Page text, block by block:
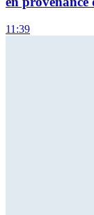
11:39